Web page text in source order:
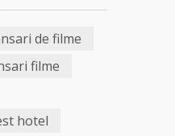
de filme
filme
hotel